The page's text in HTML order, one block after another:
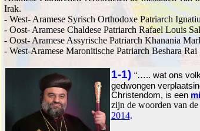
Irak.
- West- Aramese Syrisch Orthodoxe Patriarch
- Oost- Aramese Chaldese Patriarch Rafael Louis
- Oost- Aramese Assyrische Patriarch Khanania
- West-Aramese Maronitische Patriarch Beshara Rai
1-1) “….. wat ons
gedwongen
Christendom, is een
zijn de woorden van
2014.